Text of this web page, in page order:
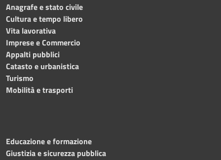
Anagrafe e stato civile
Cultura e tempo libero
Vita lavorativa
Imprese e Commercio
Appalti pubblici
Catasto e urbanistica
Turismo
Mobilità e trasporti
Educazione e formazione
Giustizia e sicurezza pubblica